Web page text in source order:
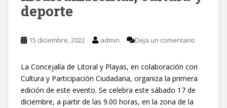
deporte
15 diciembre, 2022 admin Deja un comentario
La Concejalía de Litoral y Playas, en colaboración con
Cultura y Participación Ciudadana, organiza la primera
edición de este evento. Se celebra este sábado 17 de
diciembre, a partir de las 9.00 horas, en la zona de la